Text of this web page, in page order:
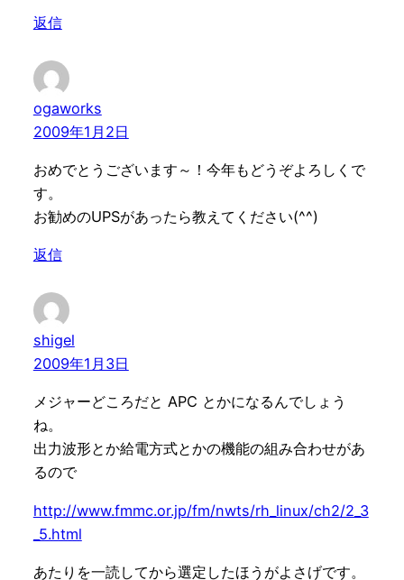
返信
ogaworks
2009年1月2日
おめでとうございます～！今年もどうぞよろしくで
す。
お勧めのUPSがあったら教えてください(^^)
返信
shigel
2009年1月3日
メジャーどころだと APC とかになるんでしょう
ね。
出力波形とか給電方式とかの機能の組み合わせがあ
るので
http://www.fmmc.or.jp/fm/nwts/rh_linux/ch2/2_3
_5.html
あたりを一読してから選定したほうがよさげです。